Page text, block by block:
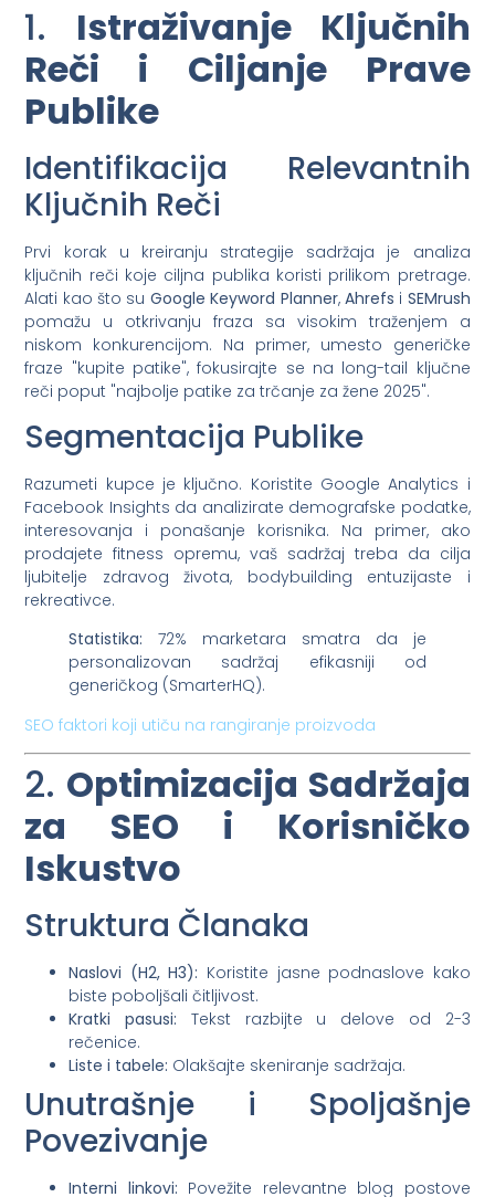
1. Istraživanje Ključnih
Reči i Ciljanje Prave
Publike
Identifikacija Relevantnih
Ključnih Reči
Prvi korak u kreiranju strategije sadržaja je analiza
ključnih reči koje ciljna publika koristi prilikom pretrage.
Alati kao što su Google Keyword Planner, Ahrefs i SEMrush
pomažu u otkrivanju fraza sa visokim traženjem a
niskom konkurencijom. Na primer, umesto generičke
fraze "kupite patike", fokusirajte se na long-tail ključne
reči poput "najbolje patike za trčanje za žene 2025".
Segmentacija Publike
Razumeti kupce je ključno. Koristite Google Analytics i
Facebook Insights da analizirate demografske podatke,
interesovanja i ponašanje korisnika. Na primer, ako
prodajete fitness opremu, vaš sadržaj treba da cilja
ljubitelje zdravog života, bodybuilding entuzijaste i
rekreativce.
Statistika: 72% marketara smatra da je
personalizovan sadržaj efikasniji od
generičkog (SmarterHQ).
SEO faktori koji utiču na rangiranje proizvoda
2. Optimizacija Sadržaja
za SEO i Korisničko
Iskustvo
Struktura Članaka
Naslovi (H2, H3): Koristite jasne podnaslove kako
biste poboljšali čitljivost.
Kratki pasusi: Tekst razbijte u delove od 2-3
rečenice.
Liste i tabele: Olakšajte skeniranje sadržaja.
Unutrašnje i Spoljašnje
Povezivanje
Interni linkovi: Povežite relevantne blog postove